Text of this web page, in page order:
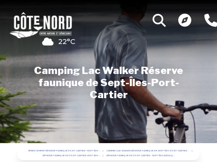
22°C
Camping Lac Walker Réserve
faunique de Sept-Îles-Port-
Cartier
HÉBERGEMENT RÉSERVE FAUNIQUE PORT-CARTIER—SEPT-ÎLES CAMPING LAC WALKER RÉSERVE FAUNIQUE DE SEPT-ÎLES-PORT-CARTIER
RÉSERVE FAUNIQUE DE PORT-CARTIER-SEPT-ÎLES RÉSERVE FAUNIQUE DE PORT-CARTIER - SEPT-ÎLES (SÉPAQ)